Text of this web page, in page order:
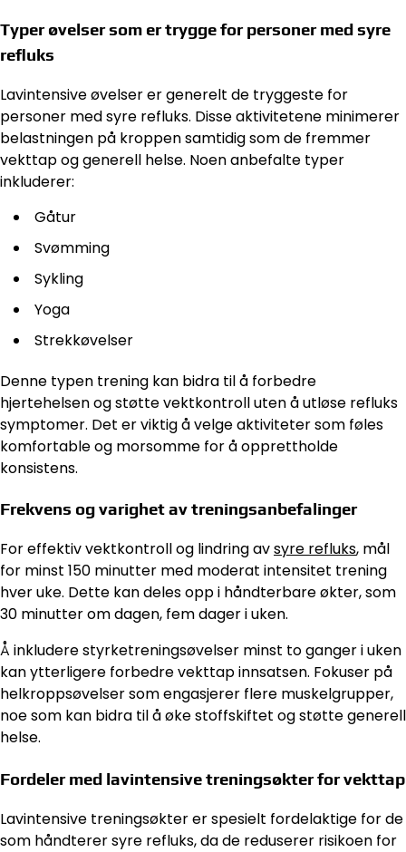
Typer øvelser som er trygge for personer med syre
refluks
Lavintensive øvelser er generelt de tryggeste for
personer med syre refluks. Disse aktivitetene minimerer
belastningen på kroppen samtidig som de fremmer
vekttap og generell helse. Noen anbefalte typer
inkluderer:
Gåtur
Svømming
Sykling
Yoga
Strekkøvelser
Denne typen trening kan bidra til å forbedre
hjertehelsen og støtte vektkontroll uten å utløse refluks
symptomer. Det er viktig å velge aktiviteter som føles
komfortable og morsomme for å opprettholde
konsistens.
Frekvens og varighet av treningsanbefalinger
For effektiv vektkontroll og lindring avsyre refluks, mål
for minst 150 minutter med moderat intensitet trening
hver uke. Dette kan deles opp i håndterbare økter, som
30 minutter om dagen, fem dager i uken.
Å inkludere styrketreningsøvelser minst to ganger i uken
kan ytterligere forbedre vekttap innsatsen. Fokuser på
helkroppsøvelser som engasjerer flere muskelgrupper,
noe som kan bidra til å øke stoffskiftet og støtte generell
helse.
Fordeler med lavintensive treningsøkter for vekttap
Lavintensive treningsøkter er spesielt fordelaktige for de
som håndterer syre refluks, da de reduserer risikoen for